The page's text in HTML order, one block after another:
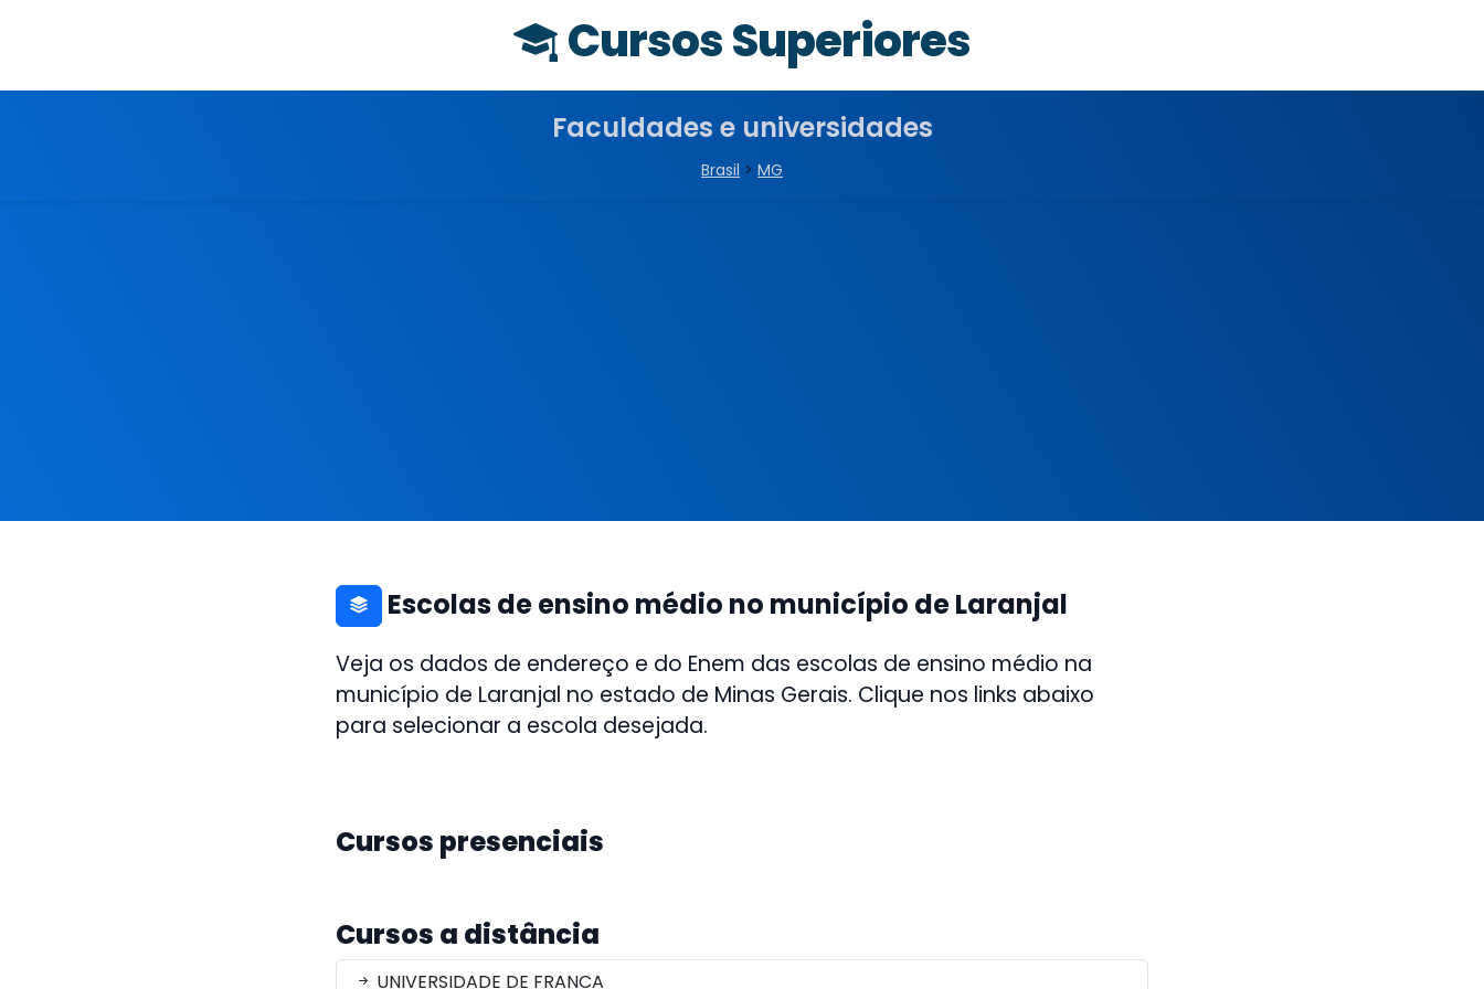
Cursos Superiores
Faculdades e universidades
Brasil > MG
Escolas de ensino médio no município de Laranjal
Veja os dados de endereço e do Enem das escolas de ensino médio na
município de Laranjal no estado de Minas Gerais. Clique nos links abaixo
para selecionar a escola desejada.
Cursos presenciais
Cursos a distância
UNIVERSIDADE DE FRANCA